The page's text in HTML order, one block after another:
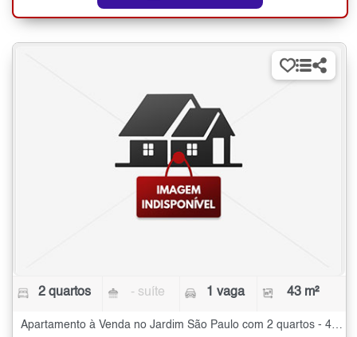
2 quartos - suíte 1 vaga 43 m²
Apartamento à Venda no Jardim São Paulo com 2 quartos - 43 m²